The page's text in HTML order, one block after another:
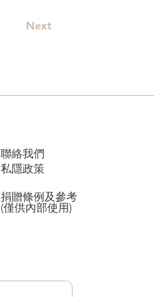
Next
聯絡我們
私隱政策
捐贈條例及參考
(僅供內部使用)